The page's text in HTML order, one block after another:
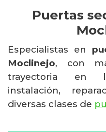
Puertas
Especialistas en
Moclinejo, con
trayectoria en
instalación,
diversas clases de